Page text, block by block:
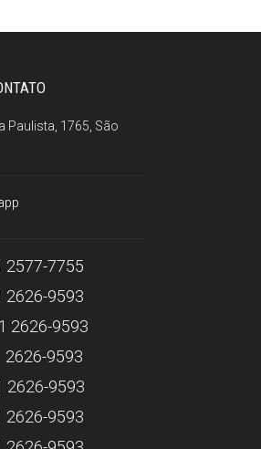
Paulista, 1765, São
2577-7755
2626-9593
2626-9593
2626-9593
2626-9593
2626-9593